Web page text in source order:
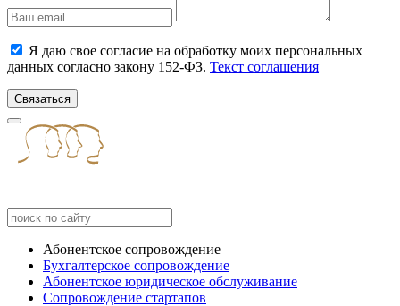
Я даю свое согласие на обработку моих персональных
данных согласно закону 152-ФЗ. Текст соглашения
Связаться
Абонентское сопровождение
Бухгалтерское сопровождение
Абонентское юридическое обслуживание
Сопровождение стартапов